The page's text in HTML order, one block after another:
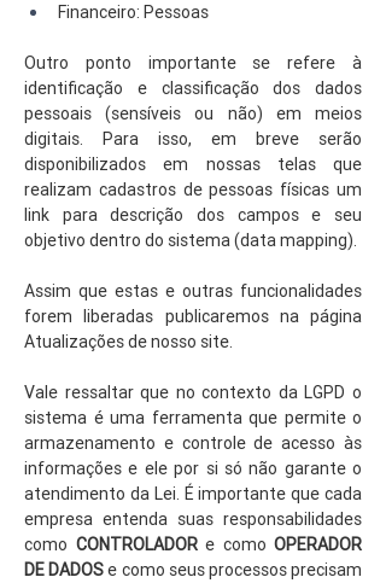
Financeiro: Pessoas
Outro ponto importante se refere à
identificação e classificação dos dados
pessoais (sensíveis ou não) em meios
digitais. Para isso, em breve serão
disponibilizados em nossas telas que
realizam cadastros de pessoas físicas um
link para descrição dos campos e seu
objetivo dentro do sistema (data mapping).
Assim que estas e outras funcionalidades
forem liberadas publicaremos na página
Atualizações de nosso site.
Vale ressaltar que no contexto da LGPD o
sistema é uma ferramenta que permite o
armazenamento e controle de acesso às
informações e ele por si só não garante o
atendimento da Lei. É importante que cada
empresa entenda suas responsabilidades
como CONTROLADOR e como OPERADOR
DE DADOS e como seus processos precisam